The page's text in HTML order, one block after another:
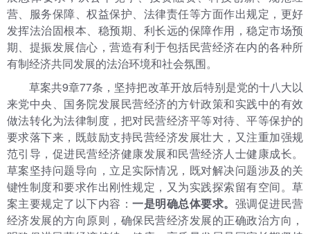
营、服务保障、权益保护、法律责任等方面作出规定，更好
发挥法治固根本、稳预期、利长远的保障作用，稳定市场预
期、提振发展信心，营造有利于包括民营经济在内的各种所
有制经济共同发展的法治环境和社会氛围。
草案共9章77条，坚持把改革开放后特别是党的十八大以
来党中央、国务院发展民营经济的方针政策和实践中的有效
做法转化为法律制度，把对民营经济平等对待、平等保护的
要求落下来，既鼓励支持民营经济发展壮大，又注重加强规
范引导，促进民营经济健康发展和民营经济人士健康成长。
草案坚持问题导向，立足实际情况，既对解决问题涉及的关
键性制度和要求作出刚性规定，又为实践探索留有空间。草
案主要规定了以下内容：一是明确总体要求。 强调促进民营
经济发展的方向原则，确保民营经济发展的正确政治方向，